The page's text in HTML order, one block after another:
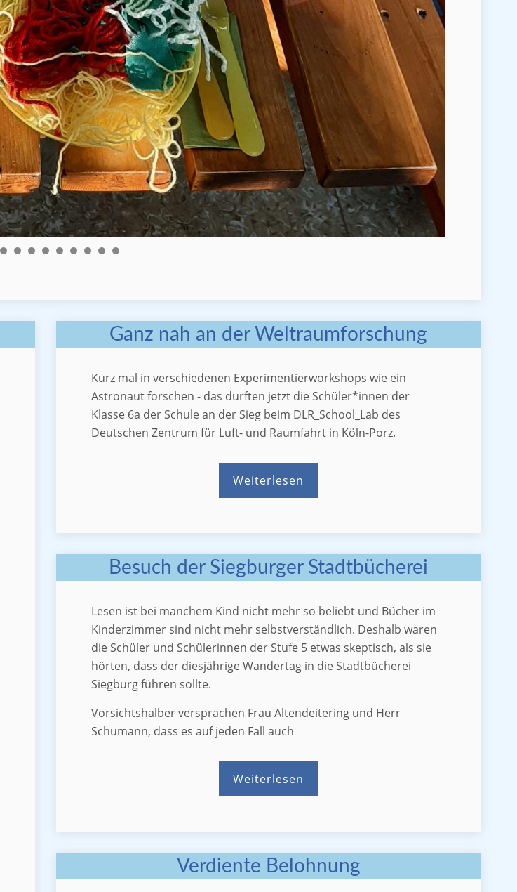
Ganz nah an der Weltraumforschung
Kurz mal in verschiedenen Experimentierworkshops wie ein
Astronaut forschen - das durften jetzt die Schüler*innen der
Klasse 6a der Schule an der Sieg beim DLR_School_Lab des
Deutschen Zentrum für Luft- und Raumfahrt in Köln-Porz.
Weiterlesen
Besuch der Siegburger Stadtbücherei
Lesen ist bei manchem Kind nicht mehr so beliebt und Bücher im
Kinderzimmer sind nicht mehr selbstverständlich. Deshalb waren
die Schüler und Schülerinnen der Stufe 5 etwas skeptisch, als sie
hörten, dass der diesjährige Wandertag in die Stadtbücherei
Siegburg führen sollte.
Vorsichtshalber versprachen Frau Altendeitering und Herr
Schumann, dass es auf jeden Fall auch
Weiterlesen
Verdiente Belohnung